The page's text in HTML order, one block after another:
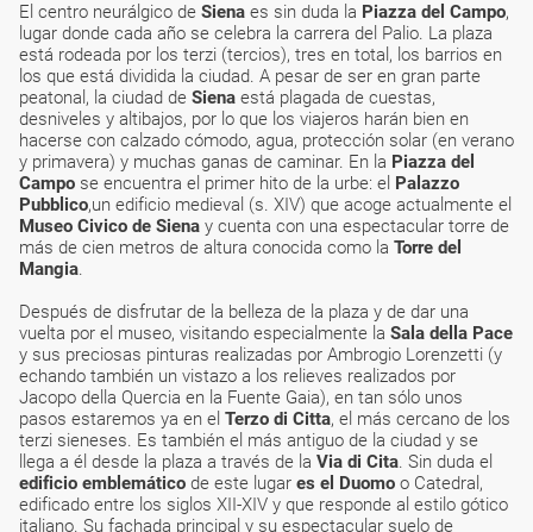
El centro neurálgico de Siena es sin duda la Piazza del Campo,
lugar donde cada año se celebra la carrera del Palio. La plaza
está rodeada por los terzi (tercios), tres en total, los barrios en
los que está dividida la ciudad. A pesar de ser en gran parte
peatonal, la ciudad de Siena está plagada de cuestas,
desniveles y altibajos, por lo que los viajeros harán bien en
hacerse con calzado cómodo, agua, protección solar (en verano
y primavera) y muchas ganas de caminar. En la Piazza del
Campo se encuentra el primer hito de la urbe: el Palazzo
Pubblico,un edificio medieval (s. XIV) que acoge actualmente el
Museo Civico de Siena y cuenta con una espectacular torre de
más de cien metros de altura conocida como la Torre del
Mangia.
Después de disfrutar de la belleza de la plaza y de dar una
vuelta por el museo, visitando especialmente la Sala della Pace
y sus preciosas pinturas realizadas por Ambrogio Lorenzetti (y
echando también un vistazo a los relieves realizados por
Jacopo della Quercia en la Fuente Gaia), en tan sólo unos
pasos estaremos ya en el Terzo di Citta, el más cercano de los
terzi sieneses. Es también el más antiguo de la ciudad y se
llega a él desde la plaza a través de la Via di Cita. Sin duda el
edificio emblemático de este lugar es el Duomo o Catedral,
edificado entre los siglos XII-XIV y que responde al estilo gótico
italiano. Su fachada principal y su espectacular suelo de